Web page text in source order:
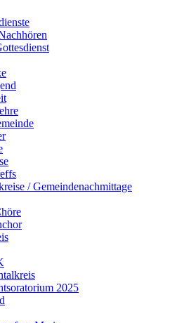
/ Gemeindenachmittage
2025